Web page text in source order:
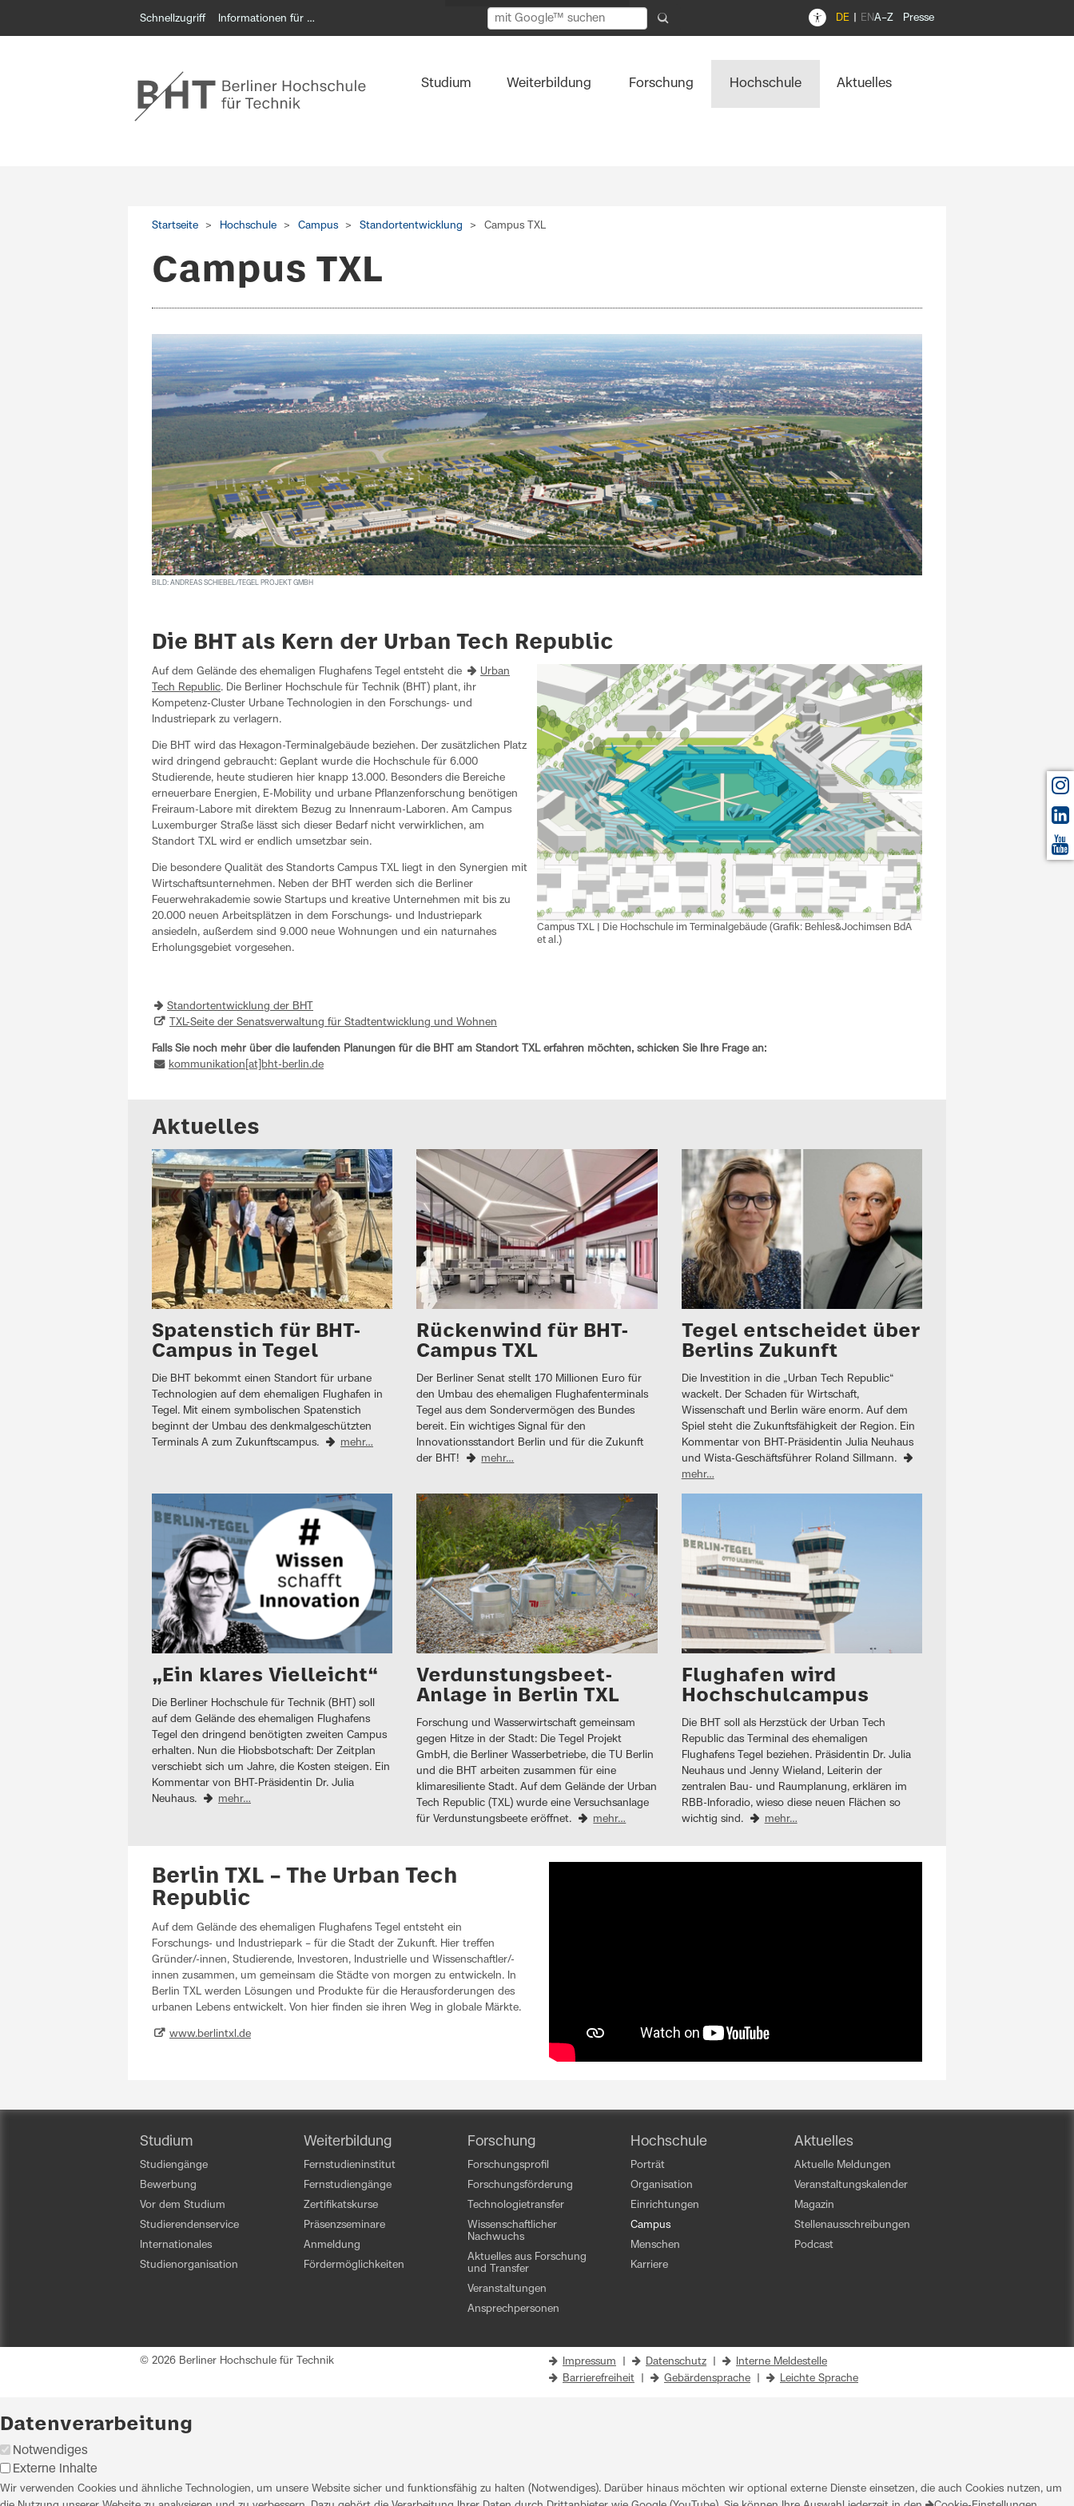
Schnellzugriff Informationen für … A–Z Presse
DE EN
Studium Weiterbildung Forschung Hochschule Aktuelles
Startseite Hochschule Campus Standortentwicklung Campus TXL
Campus TXL
BILD: ANDREAS SCHIEBEL/TEGEL PROJEKT GMBH
Die BHT als Kern der Urban Tech Republic
Campus TXL | Die Hochschule im Terminalgebäude (Grafik: Behles&Jochimsen BdA
et al.)
Auf dem Gelände des ehemaligen Flughafens Tegel entsteht die
Urban
Tech Republic. Die Berliner Hochschule für Technik (BHT) plant, ihr
Kompetenz-Cluster Urbane Technologien in den Forschungs- und
Industriepark zu verlagern.
Die BHT wird das Hexagon-Terminalgebäude beziehen. Der zusätzlichen Platz
wird dringend gebraucht: Geplant wurde die Hochschule für 6.000
Studierende, heute studieren hier knapp 13.000. Besonders die Bereiche
erneuerbare Energien, E-Mobility und urbane Pflanzenforschung benötigen
Freiraum-Labore mit direktem Bezug zu Innenraum-Laboren. Am Campus
Luxemburger Straße lässt sich dieser Bedarf nicht verwirklichen, am
Standort TXL wird er endlich umsetzbar sein.
Die besondere Qualität des Standorts Campus TXL liegt in den Synergien mit
Wirtschaftsunternehmen. Neben der BHT werden sich die Berliner
Feuerwehrakademie sowie Startups und kreative Unternehmen mit bis zu
20.000 neuen Arbeitsplätzen in dem Forschungs- und Industriepark
ansiedeln, außerdem sind 9.000 neue Wohnungen und ein naturnahes
Erholungsgebiet vorgesehen.
Standortentwicklung der BHT
TXL-Seite der Senatsverwaltung für Stadtentwicklung und Wohnen
Falls Sie noch mehr über die laufenden Planungen für die BHT am Standort TXL erfahren möchten, schicken Sie Ihre Frage an:
kommunikation[at]bht-berlin.de
Aktuelles
Spatenstich für BHT-
Campus in Tegel
Die BHT bekommt einen Standort für urbane
Technologien auf dem ehemaligen Flughafen in
Tegel. Mit einem symbolischen Spatenstich
beginnt der Umbau des denkmalgeschützten
Terminals A zum Zukunftscampus.
mehr…
Rückenwind für BHT-
Campus TXL
Der Berliner Senat stellt 170 Millionen Euro für
den Umbau des ehemaligen Flughafenterminals
Tegel aus dem Sondervermögen des Bundes
bereit. Ein wichtiges Signal für den
Innovationsstandort Berlin und für die Zukunft
der BHT!
mehr…
Tegel entscheidet über
Berlins Zukunft
Die Investition in die „Urban Tech Republic“
wackelt. Der Schaden für Wirtschaft,
Wissenschaft und Berlin wäre enorm. Auf dem
Spiel steht die Zukunftsfähigkeit der Region. Ein
Kommentar von BHT-Präsidentin Julia Neuhaus
und Wista-Geschäftsführer Roland Sillmann.
mehr…
„Ein klares Vielleicht“
Die Berliner Hochschule für Technik (BHT) soll
auf dem Gelände des ehemaligen Flughafens
Tegel den dringend benötigten zweiten Campus
erhalten. Nun die Hiobsbotschaft: Der Zeitplan
verschiebt sich um Jahre, die Kosten steigen. Ein
Kommentar von BHT-Präsidentin Dr. Julia
Neuhaus.
mehr…
Verdunstungsbeet-
Anlage in Berlin TXL
Forschung und Wasserwirtschaft gemeinsam
gegen Hitze in der Stadt: Die Tegel Projekt
GmbH, die Berliner Wasserbetriebe, die TU Berlin
und die BHT arbeiten zusammen für eine
klimaresiliente Stadt. Auf dem Gelände der Urban
Tech Republic (TXL) wurde eine Versuchsanlage
für Verdunstungsbeete eröffnet.
mehr…
Flughafen wird
Hochschulcampus
Die BHT soll als Herzstück der Urban Tech
Republic das Terminal des ehemaligen
Flughafens Tegel beziehen. Präsidentin Dr. Julia
Neuhaus und Jenny Wieland, Leiterin der
zentralen Bau- und Raumplanung, erklären im
RBB-Inforadio, wieso diese neuen Flächen so
wichtig sind.
mehr…
Berlin TXL – The Urban Tech
Republic
Auf dem Gelände des ehemaligen Flughafens Tegel entsteht ein
Forschungs- und Industriepark – für die Stadt der Zukunft. Hier treffen
Gründer/-innen, Studierende, Investoren, Industrielle und Wissenschaftler/-
innen zusammen, um gemeinsam die Städte von morgen zu entwickeln. In
Berlin TXL werden Lösungen und Produkte für die Herausforderungen des
urbanen Lebens entwickelt. Von hier finden sie ihren Weg in globale Märkte.
www.berlintxl.de
Studium
Studiengänge
Bewerbung
Vor dem Studium
Studierendenservice
Internationales
Studienorganisation
Weiterbildung
Fernstudieninstitut
Fernstudiengänge
Zertifikatskurse
Präsenzseminare
Anmeldung
Fördermöglichkeiten
Forschung
Forschungsprofil
Forschungsförderung
Technologietransfer
Wissenschaftlicher
Nachwuchs
Aktuelles aus Forschung
und Transfer
Veranstaltungen
Ansprechpersonen
Hochschule
Porträt
Organisation
Einrichtungen
Campus
Menschen
Karriere
Aktuelles
Aktuelle Meldungen
Veranstaltungskalender
Magazin
Stellenausschreibungen
Podcast
© 2026 Berliner Hochschule für Technik Impressum Datenschutz
Interne Meldestelle
Barrierefreiheit
Gebärdensprache Leichte Sprache
Datenverarbeitung
Notwendiges
Externe Inhalte
Wir verwenden Cookies und ähnliche Technologien, um unsere Website sicher und funktionsfähig zu halten (Notwendiges). Darüber hinaus möchten wir optional externe Dienste einsetzen, die auch Cookies nutzen, um